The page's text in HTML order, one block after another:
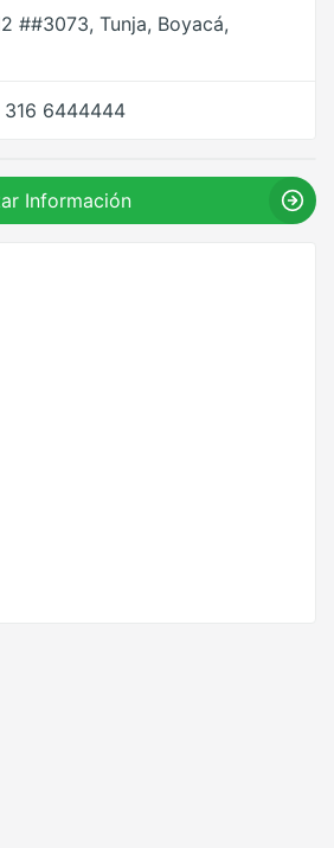
##3073, Tunja, Boyacá,
316 6444444
Información